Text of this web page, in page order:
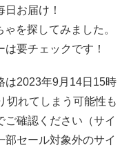
お届け！
を探してみました。
要チェックです！
は2023年9月14日15時
切れてしまう可能性も
ご確認ください（サイ
部セール対象外のサイ